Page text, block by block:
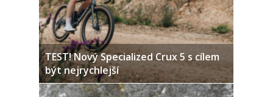
TEST! Nový Specialized Crux 5 s cílem
být nejrychlejší